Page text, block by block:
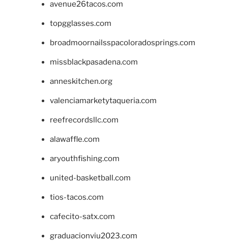
avenue26tacos.com
topgglasses.com
broadmoornailsspacoloradosprings.com
missblackpasadena.com
anneskitchen.org
valenciamarketytaqueria.com
reefrecordsllc.com
alawaffle.com
aryouthfishing.com
united-basketball.com
tios-tacos.com
cafecito-satx.com
graduacionviu2023.com